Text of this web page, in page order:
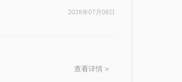
2026年07月08日
查看详情 >